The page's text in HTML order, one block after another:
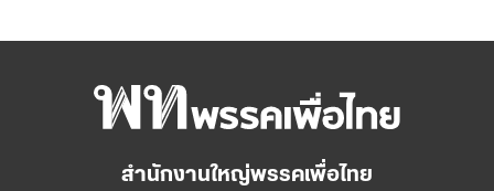
สำนักงานใหญ่พรรคเพื่อไทย